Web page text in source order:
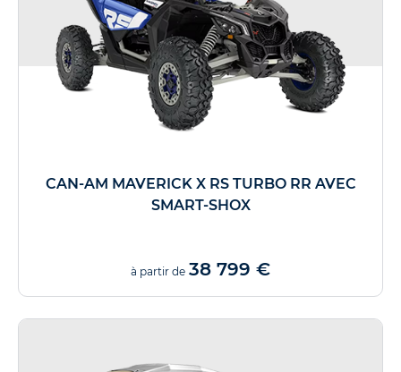
CAN-AM MAVERICK X RS TURBO RR AVEC
SMART-SHOX
à partir de 38 799 €